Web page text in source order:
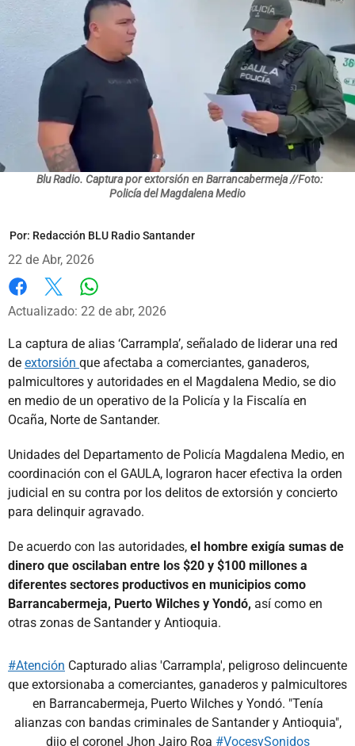
Blu Radio. Captura por extorsión en Barrancabermeja //Foto:
Policía del Magdalena Medio
Por: Redacción BLU Radio Santander
22 de Abr, 2026
Facebook
X
Actualizado: 22 de abr, 2026
La captura de alias ‘Carrampla’, señalado de liderar una red
de extorsión que afectaba a comerciantes, ganaderos,
palmicultores y autoridades en el Magdalena Medio, se dio
en medio de un operativo de la Policía y la Fiscalía en
Ocaña, Norte de Santander.
Unidades del Departamento de Policía Magdalena Medio, en
coordinación con el GAULA, lograron hacer efectiva la orden
judicial en su contra por los delitos de extorsión y concierto
para delinquir agravado.
De acuerdo con las autoridades, el hombre exigía sumas de
dinero que oscilaban entre los $20 y $100 millones a
diferentes sectores productivos en municipios como
Barrancabermeja, Puerto Wilches y Yondó, así como en
otras zonas de Santander y Antioquia.
#Atención Capturado alias 'Carrampla', peligroso delincuente
que extorsionaba a comerciantes, ganaderos y palmicultores
en Barrancabermeja, Puerto Wilches y Yondó. "Tenía
alianzas con bandas criminales de Santander y Antioquia",
dijo el coronel Jhon Jairo Roa #VocesySonidos